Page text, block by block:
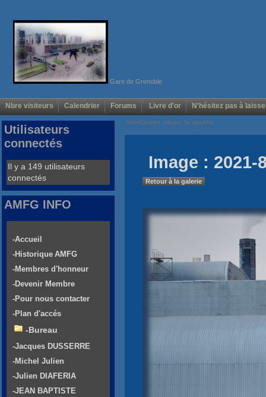
Gare de Grenoble
Nbre visiteurs Calendrier Forums Livre d'or N'hésitez pas à
Voir/Cacher menus de gauche
Image : 2021-
Retour à la galerie
Utilisateurs
connectés
Il y a 149 utilisateurs
connectés
AMFG INFO
-Accueil
-Historique AMFG
-Membres d'honneur
-Devenir Membre
-Pour nous contacter
-Plan d'accés
-Bureau
-Jacques DUSSERRE
-Michel Julien
-Julien DIAFERIA
-JEAN BAPTISTE